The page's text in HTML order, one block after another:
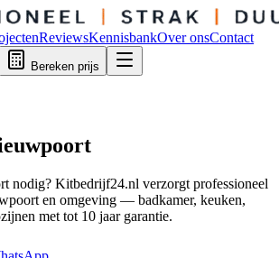
ReviewsKennisbankOver onsContact
Bereken prijs
nodig? Kitbedrijf24.nl verzorgt professioneel
en omgeving — badkamer, keuken,
met tot 10 jaar garantie.